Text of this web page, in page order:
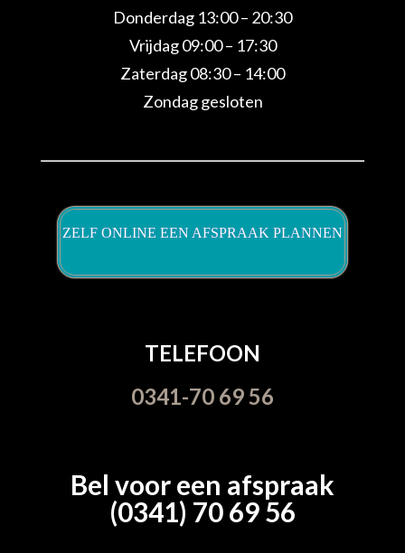
Donderdag 13:00 – 20:30
Vrijdag 09:00 – 17:30
Zaterdag 08:30 – 14:00
Zondag gesloten
ZELF ONLINE EEN AFSPRAAK PLANNEN
TELEFOON
0341-70 69 56
Bel voor een afspraak
(0341) 70 69 56